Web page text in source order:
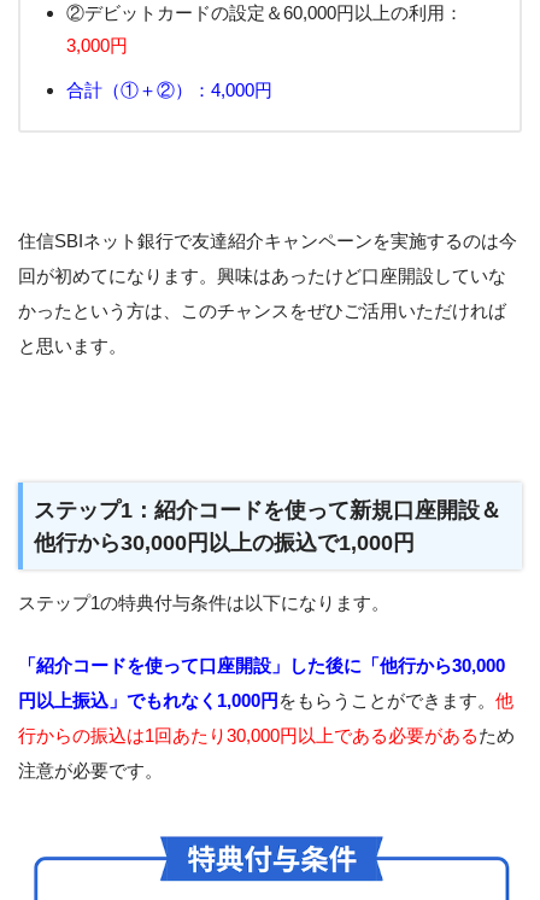
②デビットカードの設定＆60,000円以上の利用：
3,000円
合計（①＋②）：4,000円
住信SBIネット銀行で友達紹介キャンペーンを実施するのは今
回が初めてになります。興味はあったけど口座開設していな
かったという方は、このチャンスをぜひご活用いただければ
と思います。
ステップ1：紹介コードを使って新規口座開設＆
他行から30,000円以上の振込で1,000円
ステップ1の特典付与条件は以下になります。
「紹介コードを使って口座開設」した後に「他行から30,000
円以上振込」でもれなく1,000円 をもらうことができます。 他
行からの振込は1回あたり30,000円以上である必要があるため
注意が必要です。